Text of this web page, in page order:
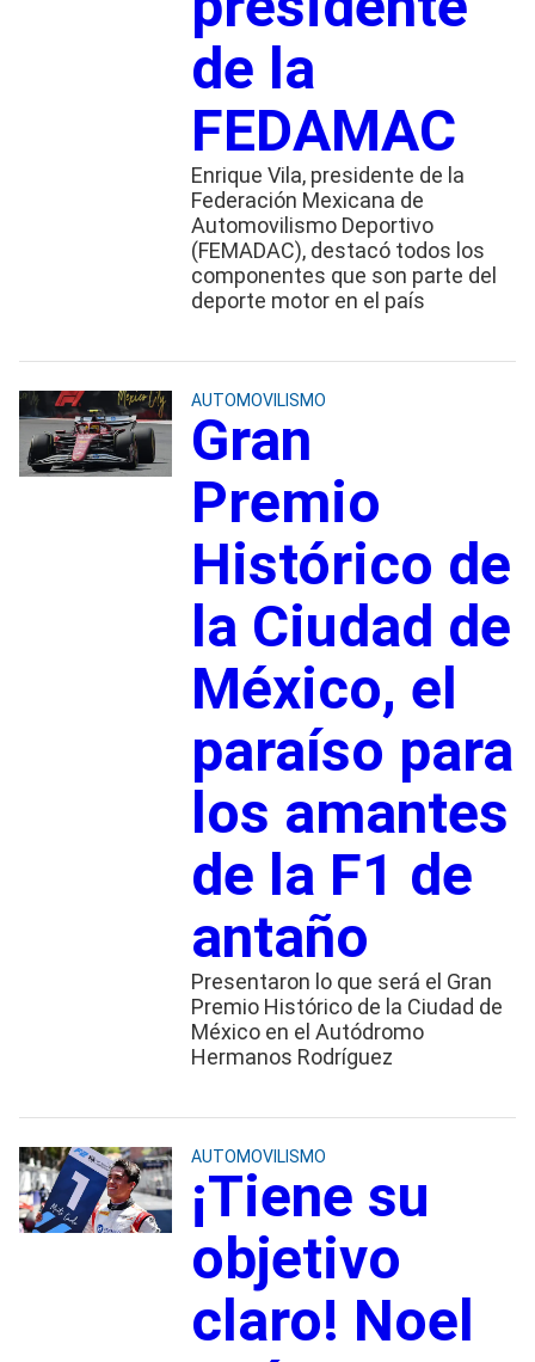
de la
FEDAMAC
Enrique Vila, presidente de la
Federación Mexicana de
Automovilismo Deportivo
(FEMADAC), destacó todos los
componentes que son parte del
deporte motor en el país
AUTOMOVILISMO
Gran
Premio
Histórico de
la Ciudad de
México, el
paraíso para
los amantes
de la F1 de
antaño
Presentaron lo que será el Gran
Premio Histórico de la Ciudad de
México en el Autódromo
Hermanos Rodríguez
AUTOMOVILISMO
¡Tiene su
objetivo
claro! Noel